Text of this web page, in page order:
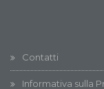
Contatti
Informativa sulla